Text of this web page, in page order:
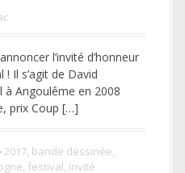
l’invité d’honneur
! Il s’agit de David
à Angoulême en 2008
prix Coup […]
2017, bande dessinée,
, festival, invité